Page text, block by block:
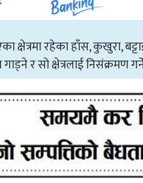
रहेका हाँस, कुखुरा,
र सो क्षेत्रलाई निसंक्रमण